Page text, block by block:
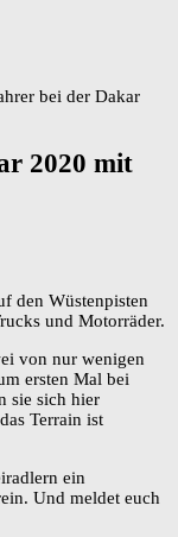
bei der Dakar
2020 mit
den Wüstenpisten
und Motorräder.
von nur wenigen
ersten Mal bei
sie sich hier
Terrain ist
ein
Und meldet euch